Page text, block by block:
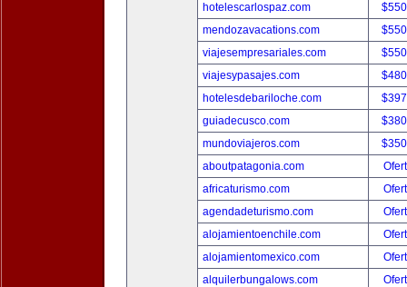
hotelescarlospaz.com
mendozavacations.com
viajesempresariales.com
viajesypasajes.com
hotelesdebariloche.com
guiadecusco.com
mundoviajeros.com
aboutpatagonia.com
africaturismo.com
agendadeturismo.com
alojamientoenchile.com
alojamientomexico.com
alquilerbungalows.com